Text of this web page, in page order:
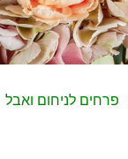
פרחים לניחום ואבל